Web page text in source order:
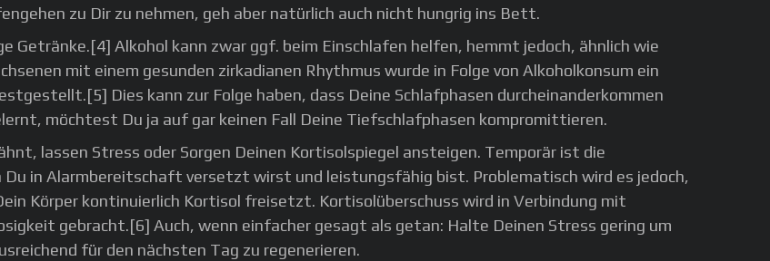
zu Dir zu nehmen, geh aber natürlich auch nicht hungrig ins Bett.
Getränke.[4] Alkohol kann zwar ggf. beim Einschlafen helfen, hemmt jedoch, ähnlich wie
mit einem gesunden zirkadianen Rhythmus wurde in Folge von Alkoholkonsum ein
Dies kann zur Folge haben, dass Deine Schlafphasen durcheinanderkommen
möchtest Du ja auf gar keinen Fall Deine Tiefschlafphasen kompromittieren.
lassen Stress oder Sorgen Deinen Kortisolspiegel ansteigen. Temporär ist die
in Alarmbereitschaft versetzt wirst und leistungsfähig bist. Problematisch wird es jedoch,
Körper kontinuierlich Kortisol freisetzt. Kortisolüberschuss wird in Verbindung mit
gebracht.[6] Auch, wenn einfacher gesagt als getan: Halte Deinen Stress gering um
für den nächsten Tag zu regenerieren.